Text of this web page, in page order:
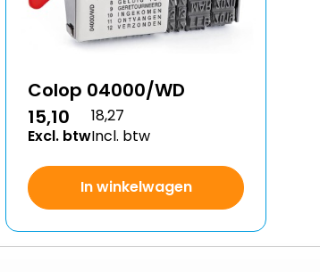
Colop 04000/WD
15,10
Excl. btw
18,27
Incl. btw
In winkelwagen